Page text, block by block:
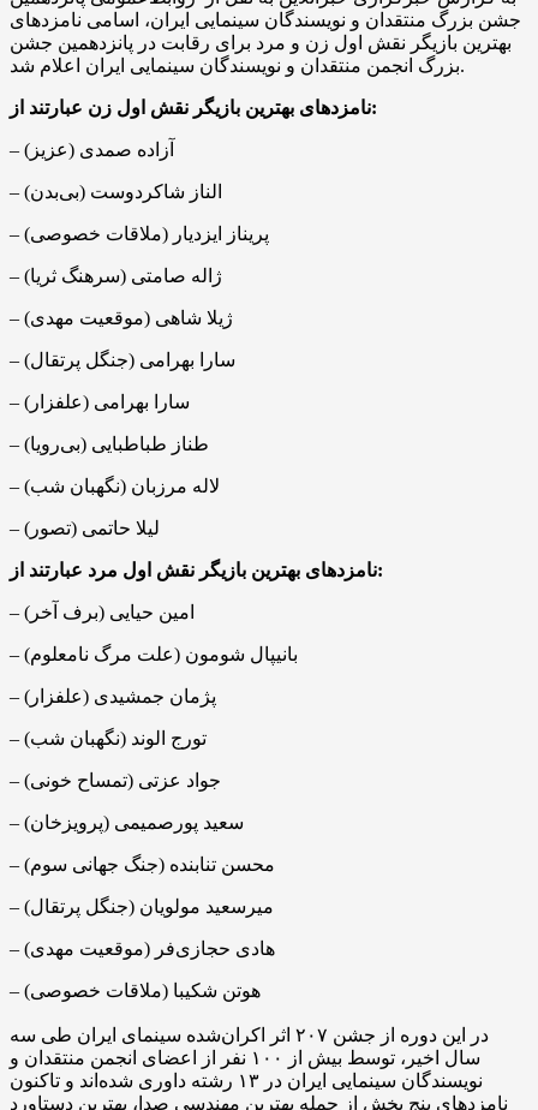
جشن بزرگ منتقدان و نویسندگان سینمایی ایران، اسامی نامزدهای
بهترین بازیگر نقش اول زن و مرد برای رقابت در پانزدهمین جشن
بزرگ انجمن منتقدان و نویسندگان سینمایی ایران اعلام شد.
نامزدهای بهترین بازیگر نقش اول زن عبارتند از:
– آزاده صمدی (عزیز)
– الناز شاکردوست (بی‌بدن)
– پریناز ایزدیار (ملاقات خصوصی)
– ژاله صامتی (سرهنگ ثریا)
– ژیلا شاهی (موقعیت مهدی)
– سارا بهرامی (جنگل پرتقال)
– سارا بهرامی (علفزار)
– طناز طباطبایی‌ (بی‌رویا)
– لاله مرزبان (نگهبان شب)
– لیلا حاتمی (تصور)
نامزدهای بهترین بازیگر نقش اول مرد عبارتند از:
– امین حیایی (برف آخر)
– بانیپال شومون (علت مرگ نامعلوم)
– پژمان‌ جمشیدی (علفزار)
– تورج الوند (نگهبان شب)
– جواد عزتی (تمساح خونی)
– سعید پورصمیمی (پرویزخان)
– محسن تنابنده (جنگ جهانی سوم)
– میرسعید مولویان (جنگل پرتقال)
– هادی حجازی‌فر (موقعیت مهدی)
– هوتن شکیبا (ملاقات خصوصی)
در این دوره از جشن ۲۰۷ اثر اکران‌شده سینمای ایران طی سه
سال اخیر، توسط بیش از ۱۰۰ نفر از اعضای انجمن منتقدان و
نویسندگان سینمایی ایران در ۱۳ رشته داوری شده‌اند و تاکنون
نامزدهای پنج بخش از جمله بهترین مهندسی صدا، بهترین دستاورد